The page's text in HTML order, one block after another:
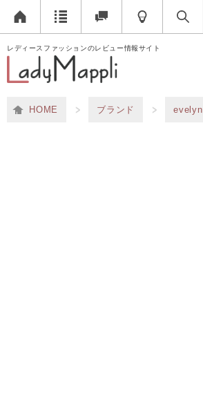
レディースファッションのレビュー情報サイト
HOME ブランド evelyn